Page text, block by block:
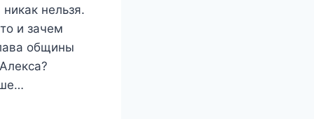
нельзя.
и зачем
общины